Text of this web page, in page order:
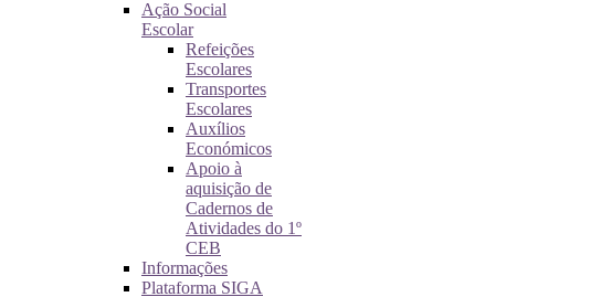
Ação Social
Escolar
Refeições
Escolares
Transportes
Escolares
Auxílios
Económicos
Apoio à
aquisição de
Cadernos de
Atividades do 1º
CEB
Informações
Plataforma SIGA